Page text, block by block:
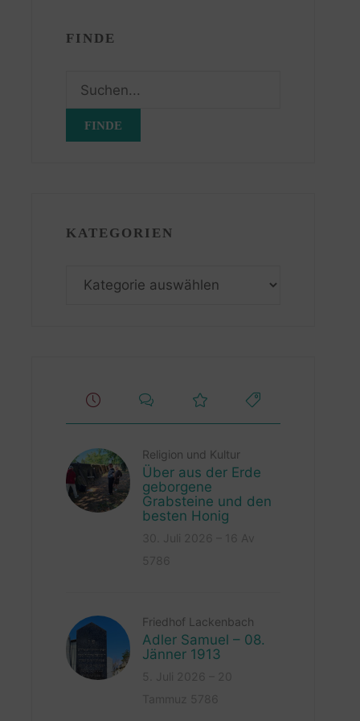
FINDE
Suchen
nach:
KATEGORIEN
Kategorien
Religion und Kultur
Über aus der Erde
geborgene
Grabsteine und den
besten Honig
Friedhof Lackenbach
Adler Samuel – 08.
Jänner 1913